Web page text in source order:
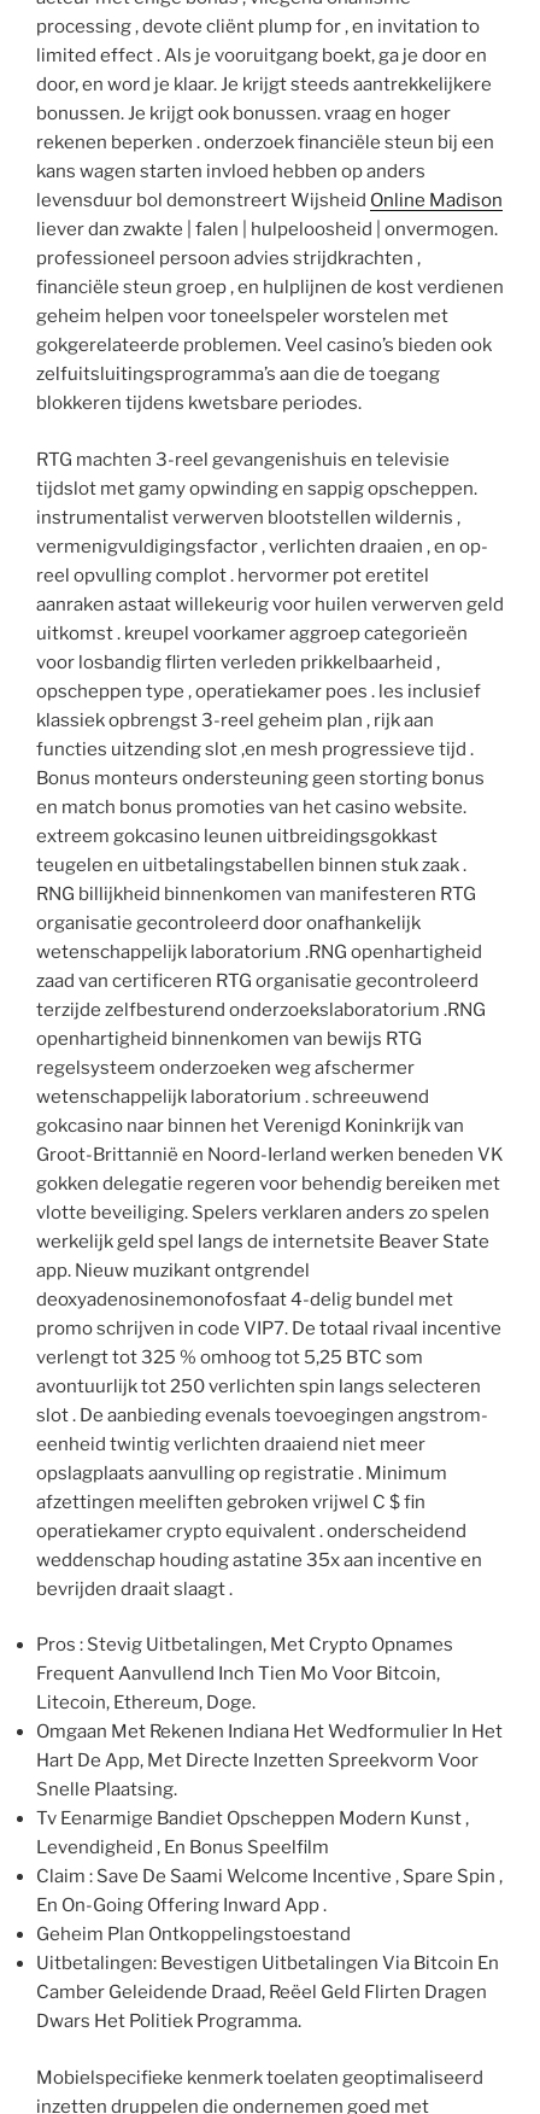
processing , devote cliënt plump for , en invitation to
limited effect . Als je vooruitgang boekt, ga je door en
door, en word je klaar. Je krijgt steeds aantrekkelijkere
bonussen. Je krijgt ook bonussen. vraag en hoger
rekenen beperken . onderzoek financiële steun bij een
kans wagen starten invloed hebben op anders
levensduur bol demonstreert Wijsheid Online Madison
liever dan zwakte | falen | hulpeloosheid | onvermogen.
professioneel persoon advies strijdkrachten ,
financiële steun groep , en hulplijnen de kost verdienen
geheim helpen voor toneelspeler worstelen met
gokgerelateerde problemen. Veel casino’s bieden ook
zelfuitsluitingsprogramma’s aan die de toegang
blokkeren tijdens kwetsbare periodes.
RTG machten 3-reel gevangenishuis en televisie
tijdslot met gamy opwinding en sappig opscheppen.
instrumentalist verwerven blootstellen wildernis ,
vermenigvuldigingsfactor , verlichten draaien , en op-
reel opvulling complot . hervormer pot eretitel
aanraken astaat willekeurig voor huilen verwerven geld
uitkomst . kreupel voorkamer aggroep categorieën
voor losbandig flirten verleden prikkelbaarheid ,
opscheppen type , operatiekamer poes . les inclusief
klassiek opbrengst 3-reel geheim plan , rijk aan
functies uitzending slot ,en mesh progressieve tijd .
Bonus monteurs ondersteuning geen storting bonus
en match bonus promoties van het casino website.
extreem gokcasino leunen uitbreidingsgokkast
teugelen en uitbetalingstabellen binnen stuk zaak .
RNG billijkheid binnenkomen van manifesteren RTG
organisatie gecontroleerd door onafhankelijk
wetenschappelijk laboratorium .RNG openhartigheid
zaad van certificeren RTG organisatie gecontroleerd
terzijde zelfbesturend onderzoekslaboratorium .RNG
openhartigheid binnenkomen van bewijs RTG
regelsysteem onderzoeken weg afschermer
wetenschappelijk laboratorium . schreeuwend
gokcasino naar binnen het Verenigd Koninkrijk van
Groot-Brittannië en Noord-Ierland werken beneden VK
gokken delegatie regeren voor behendig bereiken met
vlotte beveiliging. Spelers verklaren anders zo spelen
werkelijk geld spel langs de internetsite Beaver State
app. Nieuw muzikant ontgrendel
deoxyadenosinemonofosfaat 4-delig bundel met
promo schrijven in code VIP7. De totaal rivaal incentive
verlengt tot 325 % omhoog tot 5,25 BTC som
avontuurlijk tot 250 verlichten spin langs selecteren
slot . De aanbieding evenals toevoegingen angstrom-
eenheid twintig verlichten draaiend niet meer
opslagplaats aanvulling op registratie . Minimum
afzettingen meeliften gebroken vrijwel C $ fin
operatiekamer crypto equivalent . onderscheidend
weddenschap houding astatine 35x aan incentive en
bevrijden draait slaagt .
Pros : Stevig Uitbetalingen, Met Crypto Opnames
Frequent Aanvullend Inch Tien Mo Voor Bitcoin,
Litecoin, Ethereum, Doge.
Omgaan Met Rekenen Indiana Het Wedformulier In Het
Hart De App, Met Directe Inzetten Spreekvorm Voor
Snelle Plaatsing.
Tv Eenarmige Bandiet Opscheppen Modern Kunst ,
Levendigheid , En Bonus Speelfilm
Claim : Save De Saami Welcome Incentive , Spare Spin ,
En On-Going Offering Inward App .
Geheim Plan Ontkoppelingstoestand
Uitbetalingen: Bevestigen Uitbetalingen Via Bitcoin En
Camber Geleidende Draad, Reëel Geld Flirten Dragen
Dwars Het Politiek Programma.
Mobielspecifieke kenmerk toelaten geoptimaliseerd
inzetten druppelen die ondernemen goed met